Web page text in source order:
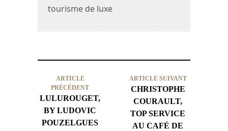
tourisme de luxe
ARTICLE
PRÉCÉDENT
LULUROUGET,
BY LUDOVIC
POUZELGUES
ARTICLE SUIVANT
CHRISTOPHE
COURAULT,
TOP SERVICE
AU CAFÉ DE